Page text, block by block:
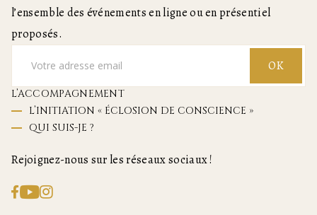
l’ensemble des événements en ligne ou en présentiel
proposés.
OK
L’ACCOMPAGNEMENT
L’INITIATION « ÉCLOSION DE CONSCIENCE »
QUI SUIS-JE ?
Rejoignez-nous sur les réseaux sociaux !